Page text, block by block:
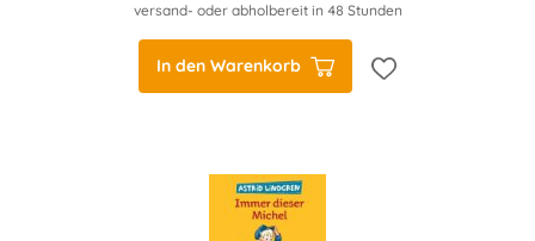
versand- oder abholbereit in 48 Stunden
In den Warenkorb